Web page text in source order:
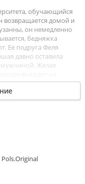
обучающийся
возвращается домой и
он немедленно
бедняжка
Ее подруга Феля
давно оставила
мужчиной. Желая
Аманди" Хелену и
помочь убитому
несколько дней в
может положиться на
за свою жизнь.